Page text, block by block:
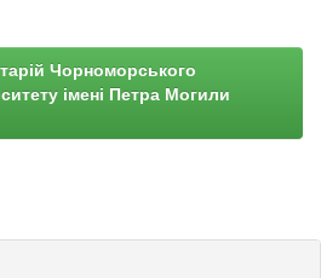
Чорноморського
імені Петра Могили